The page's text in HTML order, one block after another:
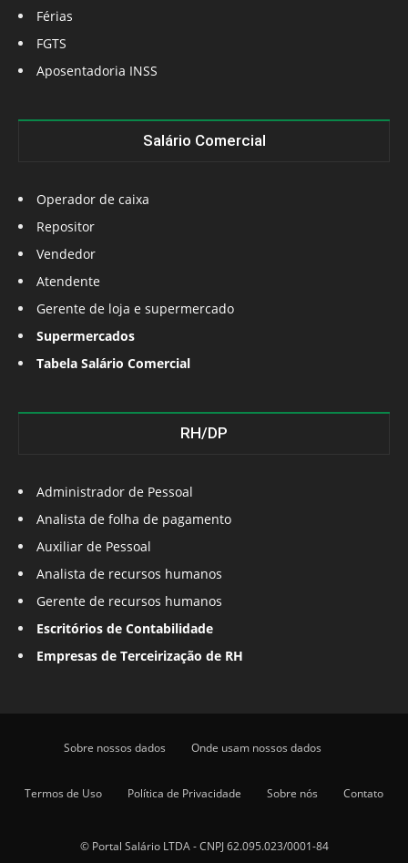
Férias
FGTS
Aposentadoria INSS
Salário Comercial
Operador de caixa
Repositor
Vendedor
Atendente
Gerente de loja e supermercado
Supermercados
Tabela Salário Comercial
RH/DP
Administrador de Pessoal
Analista de folha de pagamento
Auxiliar de Pessoal
Analista de recursos humanos
Gerente de recursos humanos
Escritórios de Contabilidade
Empresas de Terceirização de RH
Sobre nossos dados Onde usam nossos dados
Termos de Uso Política de Privacidade Sobre nós Contato
© Portal Salário LTDA - CNPJ 62.095.023/0001-84